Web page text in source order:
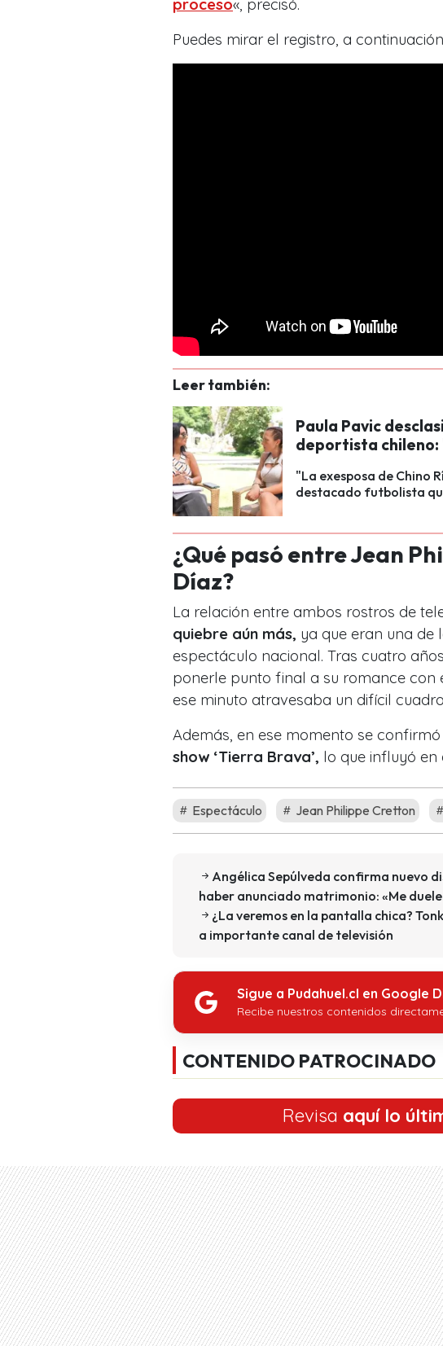
proceso«, precisó.
Puedes mirar el registro, a
Leer también:
Paula Pavic
deportista
"La exesposa de Chino
destacado futbolista
¿Qué pasó entre Jean
Díaz?
La relación entre ambos rostros de
quiebre aún más, ya que eran una de
espectáculo nacional. Tras cuatro
ponerle punto final a su romance con
ese minuto atravesaba un difícil
Además, en ese momento se confirmó
show ‘Tierra Brava’, lo que influyó en
Espectáculo Jean Philippe Cretton
Angélica Sepúlveda confirma nuevo
haber anunciado matrimonio: «Me
¿La veremos en la pantalla chica?
a importante canal de televisión
Sigue a Pudahuel.cl en Google
Recibe nuestros contenidos
CONTENIDO PATROCINADO
Revisa aquí lo